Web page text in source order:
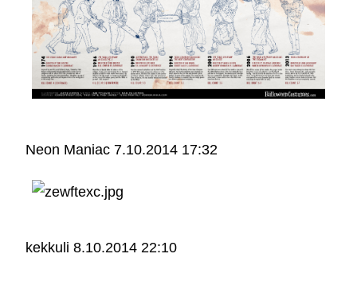
Neon Maniac 7.10.2014 17:32
kekkuli 8.10.2014 22:10